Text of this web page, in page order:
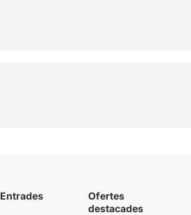
Entrades
Ofertes
destacades